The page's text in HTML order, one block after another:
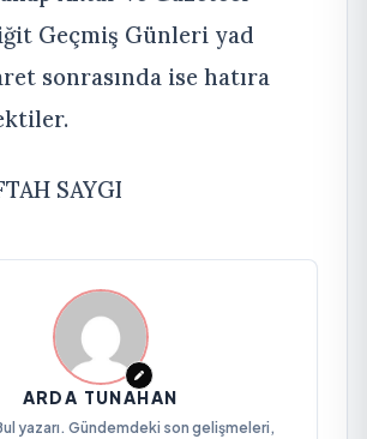
Geçmiş Günleri yad
sonrasında ise hatıra
SAYGI
ARDA TUNAHAN
yazarı. Gündemdeki son gelişmeleri,